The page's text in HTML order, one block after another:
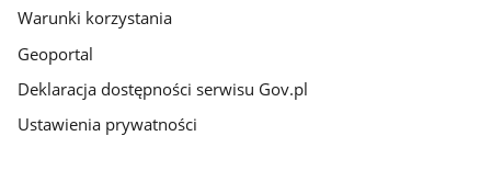
Warunki korzystania
Geoportal
Deklaracja dostępności serwisu Gov.pl
Ustawienia prywatności